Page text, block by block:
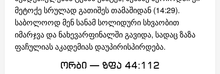
მეტოქე სრულად გათიშეს თამაშიდან (14:29).
საბოლოოდ მენ სანამ სოლიდური სხვაობით
იმარჯვა და ნახევარფინალში გავიდა, სადაც ზაზა
ფაჩულიას აკადემიას დაუპირისპირდება.
ორბი — ზფა 44:112